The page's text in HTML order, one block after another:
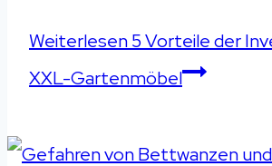
Weiterlesen5 Vorteile der
XXL-Gartenmöbel